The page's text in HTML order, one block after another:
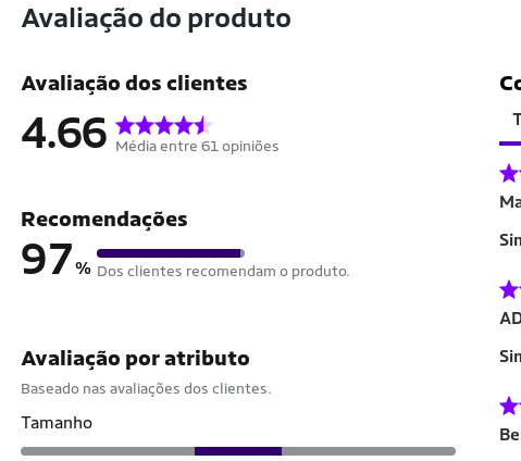
Avaliação do produto
Avaliação dos clientes
4.66 Média entre 61 opiniões
Recomendações
97% Dos clientes recomendam o produto.
Avaliação por atributo
Baseado nas avaliações dos clientes.
Tamanho